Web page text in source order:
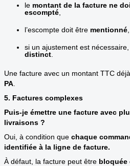
le montant de la facture ne
escompté
l’escompte doit être mentionné
si un ajustement est
distinct
Une facture avec un montant TTC
PA
5. Factures complexes
Puis-je émettre une facture avec
livraisons ?
Oui, à condition que chaque
identifiée à la ligne de facture.
À défaut, la facture peut être bloquée